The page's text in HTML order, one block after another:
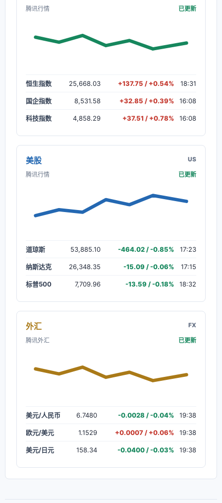
腾讯行情 已更新
恒生指数 25,668.03 +137.75 / +0.54% 18:31
国企指数 8,531.58 +32.85 / +0.39% 16:08
科技指数 4,858.29 +37.51 / +0.78% 16:08
美股 US
腾讯行情 已更新
道琼斯 53,885.10 -464.02 / -0.85% 17:23
纳斯达克 26,348.35 -15.09 / -0.06% 17:15
标普500 7,709.96 -13.59 / -0.18% 18:32
外汇 FX
腾讯外汇 已更新
美元/人民币 6.7480 -0.0028 / -0.04% 19:38
欧元/美元 1.1529 +0.0007 / +0.06% 19:38
美元/日元 158.34 -0.0400 / -0.03% 19:38